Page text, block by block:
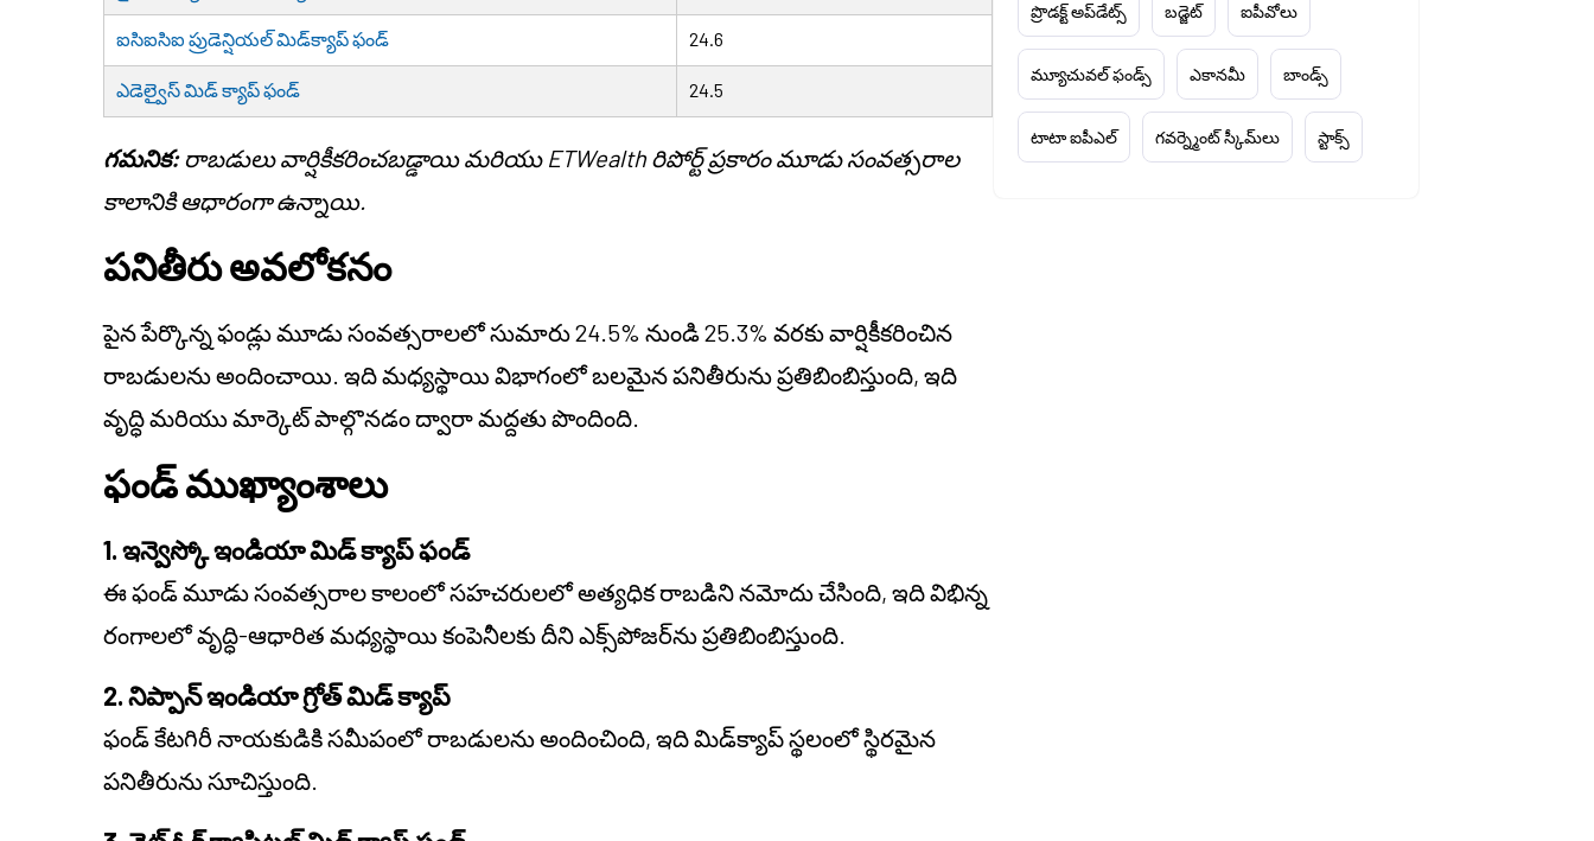
ఐసిఐసిఐ ప్రుడెన్షియల్ మిడ్‌క్యాప్ ఫండ్ 24.6
ఎడెల్వైస్ మిడ్ క్యాప్ ఫండ్ 24.5
గమనిక:రాబడులు వార్షికీకరించబడ్డాయి మరియు ETWealth రిపోర్ట్ ప్రకారం మూడు సంవత్సరాల
కాలానికి ఆధారంగా ఉన్నాయి.
పనితీరు అవలోకనం
పైన పేర్కొన్న ఫండ్లు మూడు సంవత్సరాలలో సుమారు 24.5% నుండి 25.3% వరకు వార్షికీకరించిన
రాబడులను అందించాయి. ఇది మధ్యస్థాయి విభాగంలో బలమైన పనితీరును ప్రతిబింబిస్తుంది, ఇది
వృద్ధి మరియు మార్కెట్ పాల్గొనడం ద్వారా మద్దతు పొందింది.
ఫండ్ ముఖ్యాంశాలు
1. ఇన్వెస్కో ఇండియా మిడ్ క్యాప్ ఫండ్
ఈ ఫండ్ మూడు సంవత్సరాల కాలంలో సహచరులలో అత్యధిక రాబడిని నమోదు చేసింది, ఇది విభిన్న
రంగాలలో వృద్ధి-ఆధారిత మధ్యస్థాయి కంపెనీలకు దీని ఎక్స్‌పోజర్‌ను ప్రతిబింబిస్తుంది.
2. నిప్పాన్ ఇండియా గ్రోత్ మిడ్ క్యాప్
ఫండ్ కేటగిరీ నాయకుడికి సమీపంలో రాబడులను అందించింది, ఇది మిడ్‌క్యాప్ స్థలంలో స్థిరమైన
పనితీరును సూచిస్తుంది.
ప్రొడక్ట్ అప్‌డేట్స్ బడ్జెట్ ఐపీవోలు
మ్యూచువల్ ఫండ్స్ ఎకానమీ బాండ్స్
టాటా ఐపీఎల్ గవర్న్మెంట్ స్కీమ్‌లు స్టాక్స్